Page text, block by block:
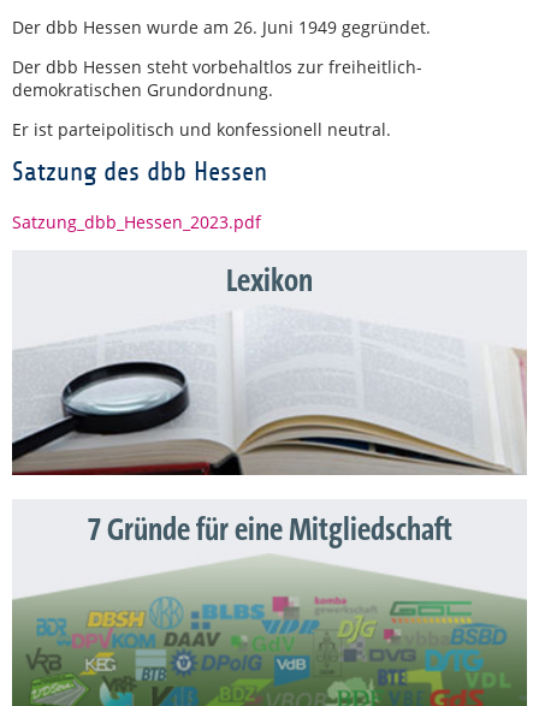
Der dbb Hessen wurde am 26. Juni 1949 gegründet.
Der dbb Hessen steht vorbehaltlos zur freiheitlich-
demokratischen Grundordnung.
Er ist parteipolitisch und konfessionell neutral.
Satzung des dbb Hessen
Satzung_dbb_Hessen_2023.pdf
Lexikon
7 Gründe für eine Mitgliedschaft